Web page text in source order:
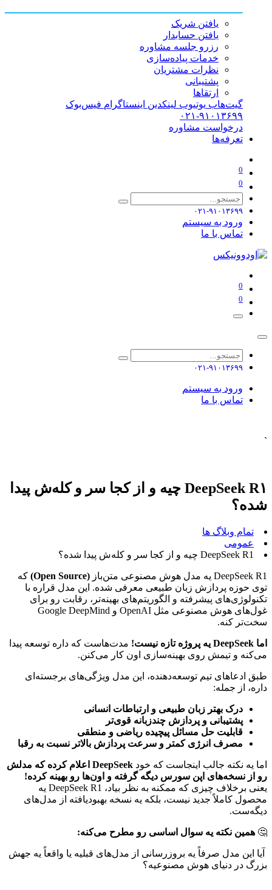
یافتن شریک
یافتن حسابدار
رزرو جلسه مشاوره
خدمات پیاده‌سازی
نظرات مشتریان
پشتیبانی
ارتقاها
گیت‌هاب یوتیوب لینکدین اینستاگرام فیس‌بوک
۰۲۱-۹۱۰۱۳۶۹۹
درخواست مشاوره
تعرفه‌ها
0
0
۰۲۱-۹۱۰۱۳۶۹۹
ورود به سیستم
تماس با ما
0
0
۰۲۱-۹۱۰۱۳۶۹۹
ورود به سیستم
تماس با ما
`
DeepSeek R۱ چیه و از کجا سر و کله‌ش پیدا
شده؟
تمام وبلاگ ها
عمومی
DeepSeek R1 چیه و از کجا سر و کله‌ش پیدا شده؟
DeepSeek R1 یه مدل هوش مصنوعی متن‌باز (Open Source)
که
توی حوزه پردازش زبان طبیعی معرفی شده. این مدل قراره با
تکنولوژی‌های پیشرفته و الگوریتم‌های بهینه‌تر، رقابت رو برای
غول‌های هوش مصنوعی مثل OpenAI و Google DeepMind
سخت‌تر کنه.
اما DeepSeek یه پروژه تازه نیست!
مدت‌هاست که داره توسعه پیدا
می‌کنه و تیمش روی بهینه‌سازی اون کار می‌کنن.
طبق ادعاهای تیم توسعه‌دهنده، این مدل ویژگی‌های برجسته‌ای
داره، از جمله:
درک بهتر زبان طبیعی و ارتباطات انسانی
پشتیبانی و پردازش چندزبانه قوی‌تر
قابلیت حل مسائل پیچیده ریاضی و منطقی
مصرف انرژی کمتر و سرعت پردازش بالاتر نسبت به رقبا
اما یه نکته جالب اینجاست که خود
DeepSeek اعلام کرده که مدلش
رو از نسخه‌های اپن سورس دیگه گرفته و اون‌ها رو بهینه کرده!
یعنی برخلاف چیزی که ممکنه به نظر بیاد، DeepSeek R1 یه
محصول کاملاً جدید نیست، بلکه یه نسخه بهبود‌یافته از مدل‌های
دیگه‌ست.
🤔 همین نکته یه سوال اساسی رو مطرح می‌کنه:
آیا این مدل صرفاً یه بروزرسانی از مدل‌های قبلیه یا واقعاً یه جهش
بزرگ در دنیای هوش مصنوعیه؟